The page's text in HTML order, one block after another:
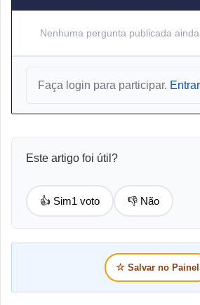
Nenhuma pergunta publicada
Faça login para participar. Entrar
Este artigo foi útil?
👍 Sim1 voto 👎 Não
☆ Salvar no Painel